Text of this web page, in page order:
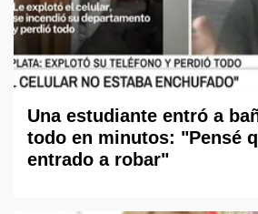
Una estudiante entró a
todo en minutos: "Pensé
entrado a robar"